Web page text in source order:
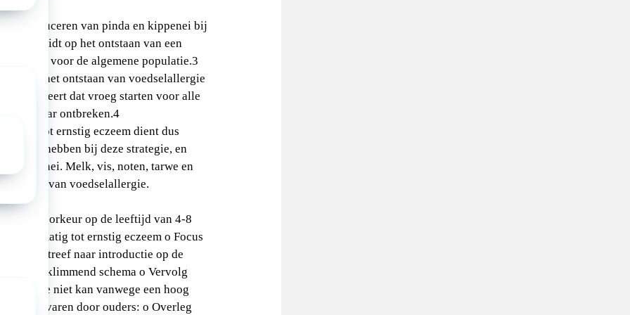
introduceren van pinda en kippenei bij
risico leidt op het ontstaan van een
geldt voor de algemene populatie.3
het ontstaan van voedselallergie
suggereert dat vroeg starten voor alle
hiernaar ontbreken.4
matig tot ernstig eczeem dient dus
baat hebben bij deze strategie, en
kippenei. Melk, vis, noten, tarwe en
van voedselallergie.
o Bij voorkeur op de leeftijd van 4-8
met matig tot ernstig eczeem o Focus
ei o Streef naar introductie op de
met opklimmend schema o Vervolg
niet kan vanwege een hoog
of ervaren door ouders: o Overleg